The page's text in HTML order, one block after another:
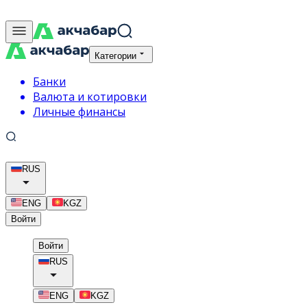
Категории
Банки
Валюта и котировки
Личные финансы
RUS
ENG
KGZ
Войти
Войти
RUS
ENG KGZ